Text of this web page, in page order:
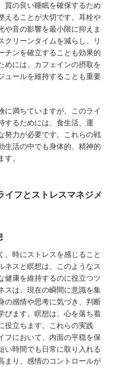
質の良い睡眠を確保するため
えることが大切です。耳栓や
や音の影響を最小限に抑えま
クリーンタイムを減らし、リ
チンを確立することも効果的
めには、カフェインの摂取を
ュールを維持することも重要
に満ちていますが、このライ
するためには、食生活、運
努力が必要です。これらの戦
生活の中でも身体的、精神的
。
イフとストレスマネジメ
、時にストレスを感じること
ネスと瞑想は、このようなス
健康を維持するのに役立つツ
スは、現在の瞬間に意識を集
の感情や思考に気づき、判断
びます。瞑想は、心を落ち着
役立ちます。これらの実践
フにおいて、内面の平穏を保
い時間でも日常に取り入れる
まり、感情のコントロールが